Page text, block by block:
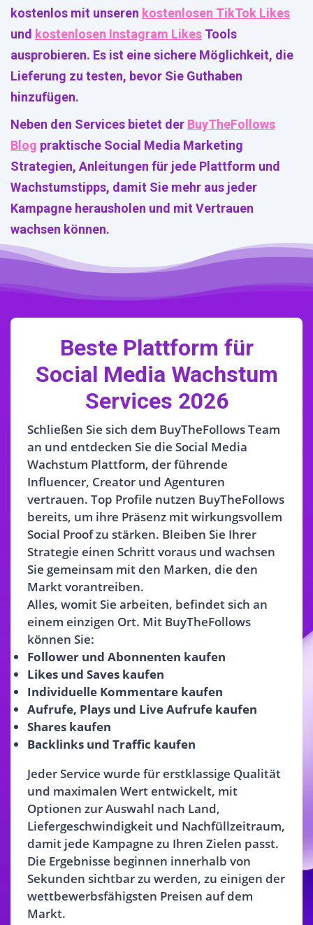
kostenlos mit unseren kostenlosen TikTok Likes
und kostenlosen Instagram Likes Tools
ausprobieren. Es ist eine sichere Möglichkeit, die
Lieferung zu testen, bevor Sie Guthaben
hinzufügen.
Neben den Services bietet der BuyTheFollows
Blog praktische Social Media Marketing
Strategien, Anleitungen für jede Plattform und
Wachstumstipps, damit Sie mehr aus jeder
Kampagne herausholen und mit Vertrauen
wachsen können.
Beste Plattform für
Social Media Wachstum
Services 2026
Schließen Sie sich dem BuyTheFollows Team
an und entdecken Sie die Social Media
Wachstum Plattform, der führende
Influencer, Creator und Agenturen
vertrauen. Top Profile nutzen BuyTheFollows
bereits, um ihre Präsenz mit wirkungsvollem
Social Proof zu stärken. Bleiben Sie Ihrer
Strategie einen Schritt voraus und wachsen
Sie gemeinsam mit den Marken, die den
Markt vorantreiben.
Alles, womit Sie arbeiten, befindet sich an
einem einzigen Ort. Mit BuyTheFollows
können Sie:
Follower und Abonnenten kaufen
Likes und Saves kaufen
Individuelle Kommentare kaufen
Aufrufe, Plays und Live Aufrufe kaufen
Shares kaufen
Backlinks und Traffic kaufen
Jeder Service wurde für erstklassige Qualität
und maximalen Wert entwickelt, mit
Optionen zur Auswahl nach Land,
Liefergeschwindigkeit und Nachfüllzeitraum,
damit jede Kampagne zu Ihren Zielen passt.
Die Ergebnisse beginnen innerhalb von
Sekunden sichtbar zu werden, zu einigen der
wettbewerbsfähigsten Preisen auf dem
Markt.